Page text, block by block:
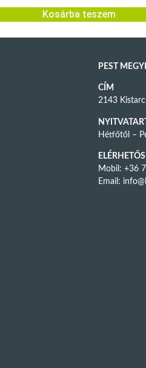
Kosárba teszem
PEST
CÍM
2143
Hétfőtől –
Mobil: +36
Email: